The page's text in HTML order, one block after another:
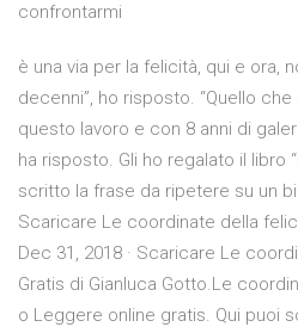
confrontarmi
è una via per la felicità, qui e ora,
decenni”, ho risposto. “Quello
questo lavoro e con 8 anni di
ha risposto. Gli ho regalato il libro
scritto la frase da ripetere su un
Scaricare Le coordinate della
Dec 31, 2018 · Scaricare Le
Gratis di Gianluca Gotto.Le
o Leggere online gratis. Qui puoi